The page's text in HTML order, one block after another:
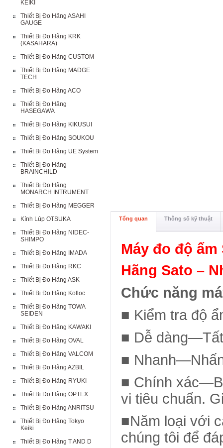
KEIKI
Thiết Bị Đo Hãng ASAHI
GAUGE
Thiết Bị Đo Hãng KRK
(KASAHARA)
Thiết Bị Đo Hãng CUSTOM
Thiết Bị Đo Hãng MADGE
TECH
Thiết Bị Đo Hãng ACO
Thiết Bị Đo Hãng
HASEGAWA
Thiết Bị Đo Hãng KIKUSUI
Thiết Bị Đo Hãng SOUKOU
Thiết Bị Đo Hãng UE System
Thiết Bị Đo Hãng
BRAINCHILD
Thiết Bị Đo Hãng
MONARCH INTRUMENT
Thiết Bị Đo Hãng MEGGER
Kính Lúp OTSUKA
Thiết Bị Đo Hãng NIDEC-
SHIMPO
Thiết Bị Đo Hãng IMADA
Thiết Bị Đo Hãng RKC
Thiết Bị Đo Hãng ASK
Thiết Bị Đo Hãng Kofloc
Thiết Bị Đo Hãng TOWA
SEIDEN
Thiết Bị Đo Hãng KAWAKI
Thiết Bị Đo Hãng OVAL
Thiết Bị Đo Hãng VALCOM
Thiết Bị Đo Hãng AZBIL
Thiết Bị Đo Hãng RYUKI
Thiết Bị Đo Hãng OPTEX
Thiết Bị Đo Hãng ANRITSU
Thiết Bị Đo Hãng Tokyo
Keiki
Thiết Bị Đo Hãng T AND D
Tổng quan Thông số kỹ thuật
Máy đo độ ẩm
Hãng Sato –
Chức năng
■ Kiểm tra độ
■ Dễ
■
■ Chính
vi tiêu chuẩn.
■Năm loại với
chúng tôi để